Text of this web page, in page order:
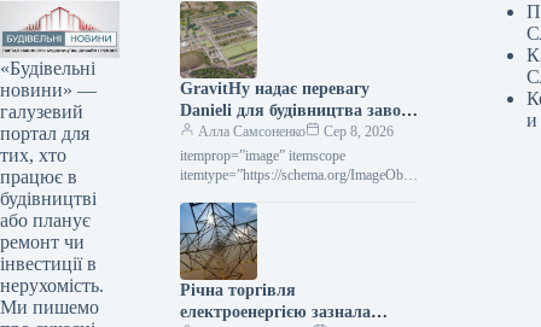
«Будівельні
новини» —
галузевий
портал для
тих, хто
працює в
будівництві
або планує
ремонт чи
інвестиції в
нерухомість.
Ми пишемо
GravitHy надає перевагу
Danieli для будівництва заводу
DRI у Фос-сюр-Мер
Алла Самсоненко
Сер 8, 2026
itemprop=”image” itemscope
itemtype=”https://schema.org/ImageObje
GravitHy Новини Глобальний ринок
зелена сталь Роздрукувати 82 08
Серпня 2026 GravitHy обрала Danieli
для…
Річна торгівля
електроенергією зазнала
и